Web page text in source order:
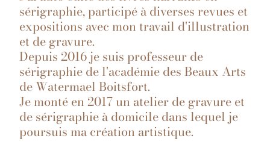
sérigraphie, participé à diverses revues et
expositions avec mon travail d'illustration
et de gravure.
Depuis 2016 je suis professeur de
sérigraphie de l'académie des Beaux Arts
de Watermael Boitsfort.
Je monté en 2017 un atelier de gravure et
de sérigraphie à domicile dans lequel je
poursuis ma création artistique.